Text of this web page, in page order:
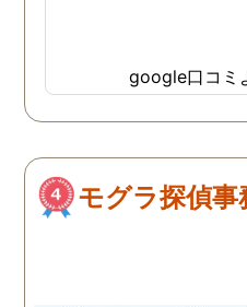
google口コミ
モグラ探偵事